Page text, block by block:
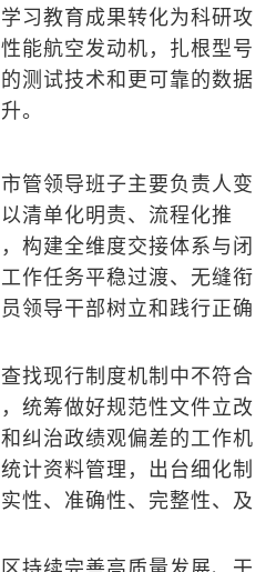
习教育成果转化为科研攻
能航空发动机，扎根型号
测试技术和更可靠的数据
。
领导班子主要负责人变
清单化明责、流程化推
构建全维度交接体系与闭
作任务平稳过渡、无缝衔
领导干部树立和践行正确
现行制度机制中不符合
统筹做好规范性文件立改
纠治政绩观偏差的工作机
计资料管理，出台细化制
性、准确性、完整性、及